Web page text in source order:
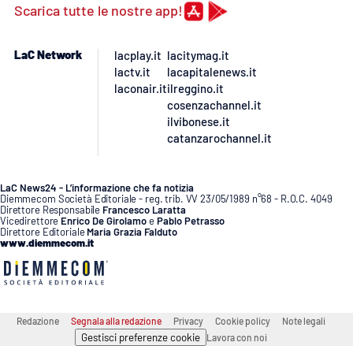
Scarica tutte le nostre app!
LaC Network
lacplay.it
lactv.it
laconair.it
lacitymag.it
lacapitalenews.it
ilreggino.it
cosenzachannel.it
ilvibonese.it
catanzarochannel.it
LaC News24 - L’informazione che fa notizia
Diemmecom Società Editoriale - reg. trib. VV 23/05/1989 n°68 - R.O.C. 4049
Direttore Responsabile Francesco Laratta
Vicedirettore Enrico De GirolamoePablo Petrasso
Direttore Editoriale Maria Grazia Falduto
www.diemmecom.it
Redazione Segnala alla redazione Privacy Cookie policy Note legali
Gestisci preferenze cookie Lavora con noi